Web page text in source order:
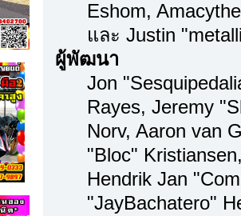
Eshom,
และ Justin
ผู้พัฒนา
Jon
Rayes, Jeremy
Norv, Aaron van
"Bloc"
Hendrik Jan
"JayBachatero"